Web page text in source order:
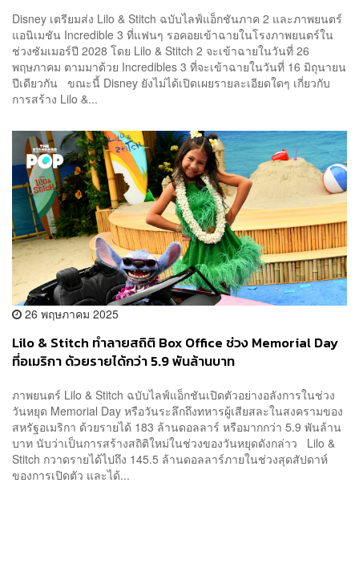
Disney เตรียมส่ง Lilo & Stitch ฉบับไลฟ์แอ็กชันภาค 2 และภาพยนตร์
แอนิเมชัน Incredible 3 ที่แฟนๆ รอคอยเข้าฉายในโรงภาพยนตร์ใน
ช่วงซัมเมอร์ปี 2028 โดย Lilo & Stitch 2 จะเข้าฉายในวันที่ 26
พฤษภาคม ตามมาด้วย Incredibles 3 ที่จะเข้าฉายในวันที่ 16 มิถุนายน
ปีเดียวกัน ขณะนี้ Disney ยังไม่ได้เปิดเผยรายละเอียดใดๆ เกี่ยวกับ
การสร้าง Lilo &...
26 พฤษภาคม 2025
Lilo & Stitch ทำลายสถิติ Box Office ช่วง Memorial Day
ที่อเมริกา ด้วยรายได้กว่า 5.9 พันล้านบาท
ภาพยนตร์ Lilo & Stitch ฉบับไลฟ์แอ็กชันเปิดตัวอย่างอลังการในช่วง
วันหยุด Memorial Day หรือวันระลึกถึงทหารผู้เสียสละในสงครามของ
สหรัฐอเมริกา ด้วยรายได้ 183 ล้านดอลลาร์ หรือมากกว่า 5.9 พันล้าน
บาท นับว่าเป็นการสร้างสถิติใหม่ในช่วงของวันหยุดดังกล่าว Lilo &
Stitch กวาดรายได้ไปถึง 145.5 ล้านดอลลาร์ภายในช่วงสุดสัปดาห์
ของการเปิดตัว และได้...